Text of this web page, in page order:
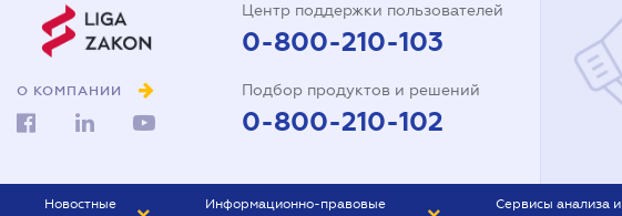
О КОМПАНИИ
Центр поддержки пользователей
0-800-210-103
Подбор продуктов и решений
0-800-210-102
Новостные
Информационно-правовые
Сервисы анализа и